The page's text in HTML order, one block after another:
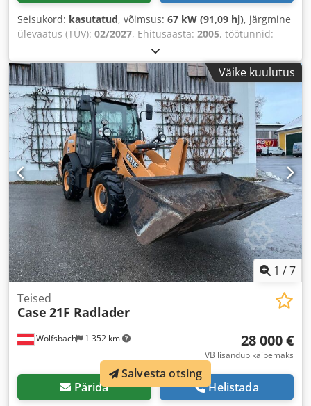
Seisukord: kasutatud, võimsus: 67 kW (91,09 hj), järgmine
ülevaatus (TÜV): 02/2027, Ehitusaasta: 2005, töötunnid:
kabiin, kliimaseade, nelikvedu
Väike kuulutus
1 /7
Wolfsbach 1 352 km
Teised
Case 21F Radlader
28 000 €
VB lisandub käibemaks
Pärida Helistada
Salvesta otsing